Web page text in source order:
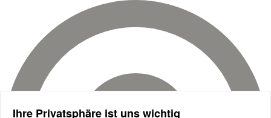
Ihre Privatsphäre ist uns wichtig